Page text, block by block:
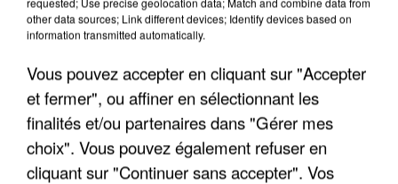
APRÈS TOUTES CES CANICULES, LES REFUGES
DE FAUNE SAUVAGE SONT...
other data sources; Link different devices; Identify devices based on
information transmitted automatically.
Vous pouvez accepter en cliquant sur "Accepter
et fermer", ou affiner en sélectionnant les
finalités et/ou partenaires dans "Gérer mes
choix". Vous pouvez également refuser en
cliquant sur "Continuer sans accepter". Vos